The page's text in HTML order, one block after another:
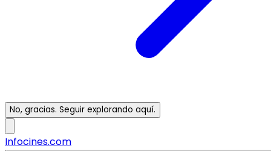
No, gracias. Seguir explorando aquí.
Infocines.com